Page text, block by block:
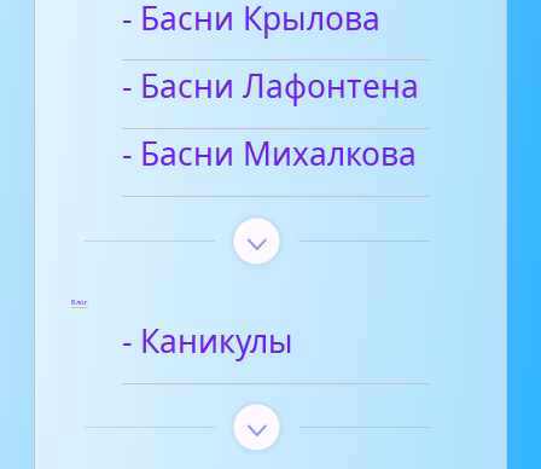
- Басни Крылова
- Басни Лафонтена
- Басни Михалкова
Блог
- Каникулы